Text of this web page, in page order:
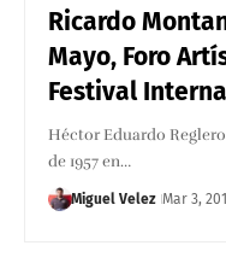
Ricardo
Mayo, Foro
Festival
Héctor Eduardo
de 1957 en…
Miguel Velez Mar 3,